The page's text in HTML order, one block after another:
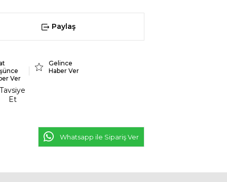
Paylaş
Ver
Gelince
Haber Ver
Tavsiye
Et
Whatsapp ile Sipariş Ver